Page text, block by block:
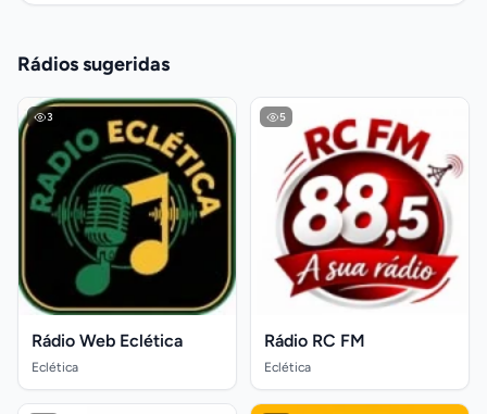
Rádios sugeridas
3
Rádio Web Eclética
Eclética
5
Rádio RC FM
Eclética